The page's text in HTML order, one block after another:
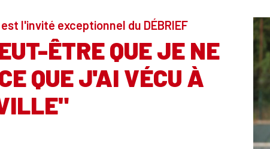
l'invité exceptionnel du DÉBRIEF
ÊTRE QUE JE NE
QUE J'AI VÉCU À